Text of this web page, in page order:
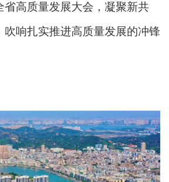
省高质量发展大会，凝聚新共
吹响扎实推进高质量发展的冲锋